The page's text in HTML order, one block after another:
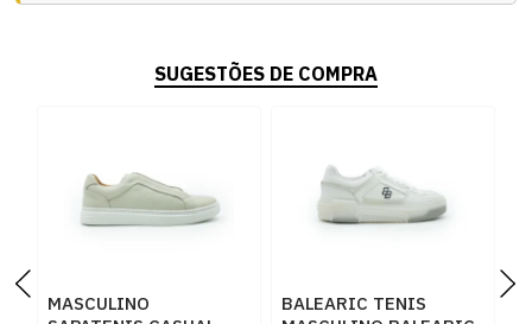
SUGESTÕES DE COMPRA
MASCULINO
BALEARIC TENIS